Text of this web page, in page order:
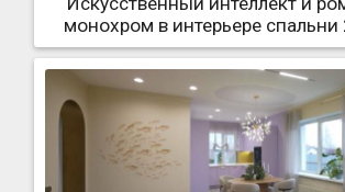
монохром в интерьере